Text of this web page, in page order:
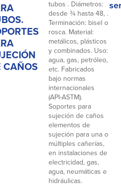
CAÑOS
tubos . Diámetros:
desde ¾ hasta 48, .
Terminación: bisel o
rosca. Material:
metálicos, plásticos
y combinados. Uso:
agua, gas, petróleo,
etc. Fabricados
bajo normas
internacionales
(API-ASTM).
Soportes para
sujeción de caños
elementos de
sujeción para una o
múltiples cañerías,
en instalaciones de
electricidad, gas,
agua, neumáticas e
hidráulicas.